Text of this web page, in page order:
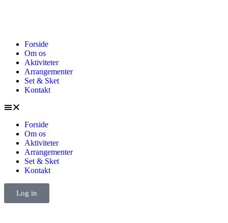
Forside
Om os
Aktiviteter
Arrangementer
Set & Sket
Kontakt
Forside
Om os
Aktiviteter
Arrangementer
Set & Sket
Kontakt
Log in